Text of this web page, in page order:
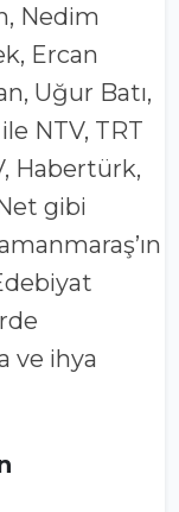
Nedim
Ercan
Uğur Batı,
NTV, TRT
Habertürk,
gibi
ve ihya